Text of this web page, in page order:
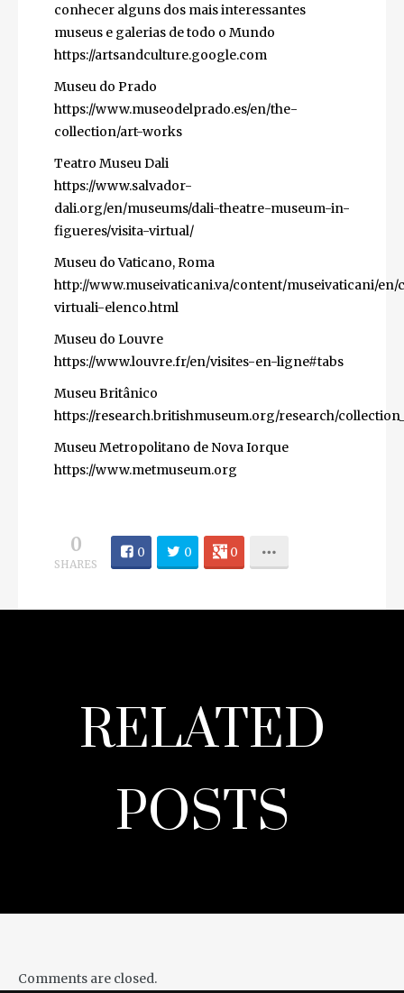
conhecer alguns dos mais interessantes
museus e galerias de todo o Mundo
https://artsandculture.google.com
Museu do Prado
https://www.museodelprado.es/en/the-
collection/art-works
Teatro Museu Dali
https://www.salvador-
dali.org/en/museums/dali-theatre-museum-in-
figueres/visita-virtual/
Museu do Vaticano, Roma
http://www.museivaticani.va/content/museivaticani/
virtuali-elenco.html
Museu do Louvre
https://www.louvre.fr/en/visites-en-ligne#tabs
Museu Britânico
https://research.britishmuseum.org/research/
Museu Metropolitano de Nova Iorque
https://www.metmuseum.org
0
SHARES
0 0 0
RELATED
POSTS
Comments are closed.